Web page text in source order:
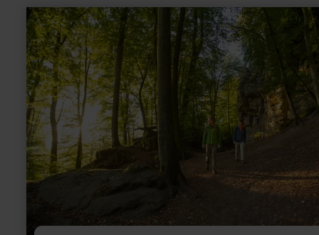
meer
informatie
over:
Rundwanderweg
des
Naturpark
Südeifel
Nr.
54
-
Teufelsschlucht